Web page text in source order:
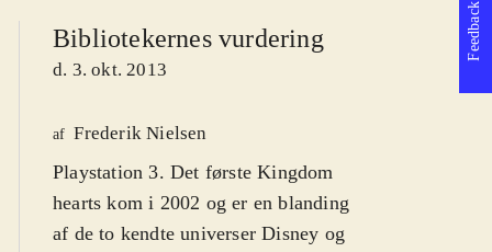
Bibliotekernes vurdering
d. 3. okt. 2013
af Frederik Nielsen
Playstation 3. Det første Kingdom
hearts kom i 2002 og er en blanding
af de to kendte universer Disney og
Feedback